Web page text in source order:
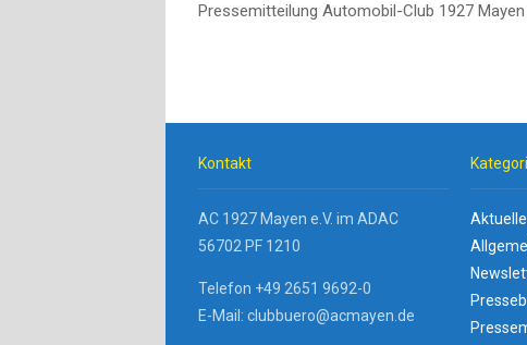
Pressemitteilung Automobil-Club 1927 Mayen
Kontakt
AC 1927 Mayen e.V. im ADAC
56702 PF 1210
Telefon +49 2651 9692-0
E-Mail: clubbuero@acmayen.de